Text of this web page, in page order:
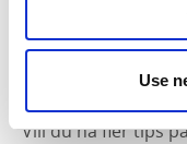
Use
Vill du ha fler tips